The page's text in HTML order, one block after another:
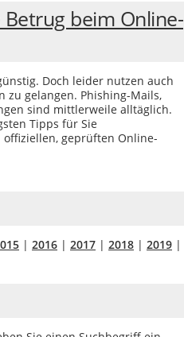
beim Online-
Doch leider nutzen auch
zu gelangen. Phishing-Mails,
sind mittlerweile alltäglich.
Tipps für Sie
offiziellen, geprüften Online-
| 2016 | 2017 | 2018 | 2019 |